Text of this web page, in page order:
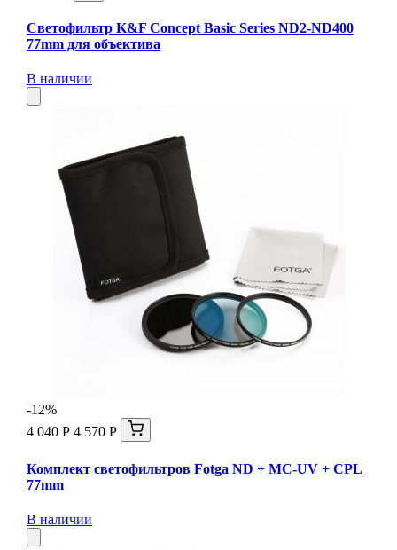
Светофильтр K&F Concept Basic Series ND2-ND400
77mm для объектива
В наличии
-12%
4 040 Р 4 570 Р
Комплект светофильтров Fotga ND + MC-UV + CPL
77mm
В наличии